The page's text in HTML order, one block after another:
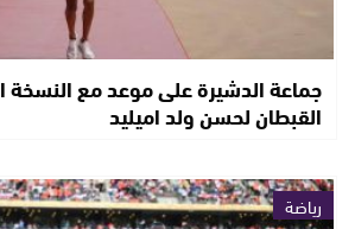
جماعة الدشيرة على موعد مع النسخة
القبطان لحسن ولد اميليد
رياضة